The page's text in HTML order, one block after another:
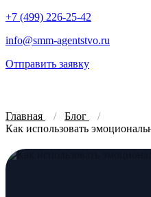
+7 (499) 226-25-42
info@smm-agentstvo.ru
Отправить заявку
Главная
Блог
Как использовать